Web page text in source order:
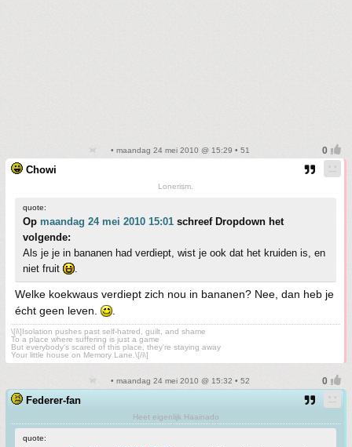
• maandag 24 mei 2010 @ 15:29 • 51
Chowi
Lonerism.
quote:
Op maandag 24 mei 2010 15:01 schreef Dropdown het
volgende:
Als je je in bananen had verdiept, wist je ook dat het kruiden is, en
niet fruit
.
Welke koekwaus verdiept zich nou in bananen? Nee, dan heb je
écht geen leven.
\[i\]Isolation pushes past self-hatred, guilt, and shame
To a place where suffering is just a game
But everybody's scared of this place, they're staying away
Your little house on Memory Lane.\[/i\]
• maandag 24 mei 2010 @ 15:32 • 52
Federer-fan
Heet eigenlijk Haainado
quote: